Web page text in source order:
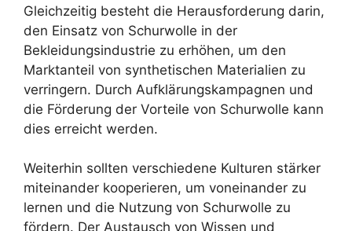
Gleichzeitig besteht die Herausforderung darin,
den Einsatz von Schurwolle in der
Bekleidungsindustrie zu erhöhen, um den
Marktanteil von synthetischen Materialien zu
verringern. Durch Aufklärungskampagnen und
die Förderung der Vorteile von Schurwolle kann
dies erreicht werden.
Weiterhin sollten verschiedene Kulturen stärker
miteinander kooperieren, um voneinander zu
lernen und die Nutzung von Schurwolle zu
fördern. Der Austausch von Wissen und